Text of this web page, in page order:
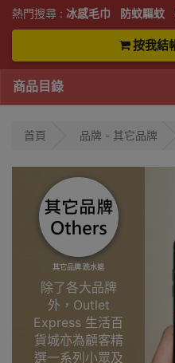
熱門搜尋 : 冰感毛巾 防蚊驅蚊
按我結
商品目錄
首頁 品牌 - 其它品牌
其它品牌 跣水遮
除了各大品牌
外，Outlet
Express 生活百
貨城亦為顧客精
選一系列小眾及